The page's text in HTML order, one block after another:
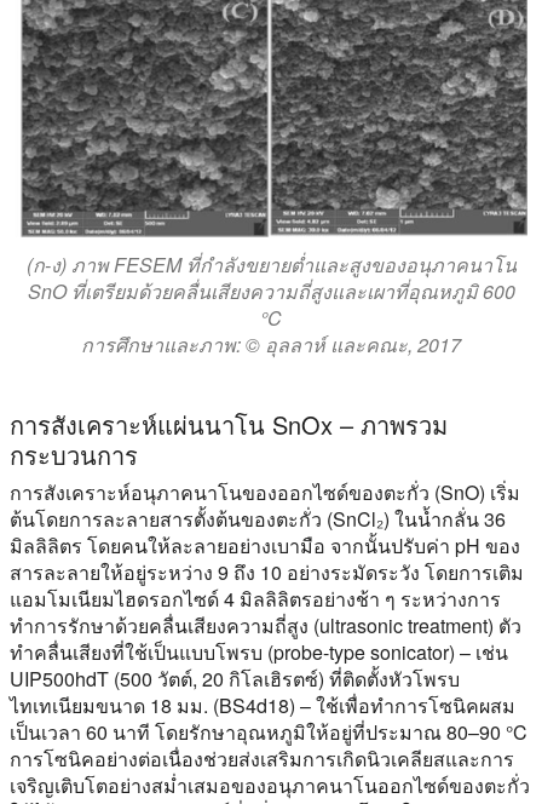
(ก-ง) ภาพ FESEM ที่กำลังขยายต่ำและสูงของอนุภาคนาโน
SnO ที่เตรียมด้วยคลื่นเสียงความถี่สูงและเผาที่อุณหภูมิ 600
°C
การศึกษาและภาพ: © อุลลาห์ และคณะ, 2017
การสังเคราะห์แผ่นนาโน SnOx – ภาพรวม
กระบวนการ
การสังเคราะห์อนุภาคนาโนของออกไซด์ของตะกั่ว (SnO) เริ่ม
ต้นโดยการละลายสารตั้งต้นของตะกั่ว (SnCl₂) ในน้ำกลั่น 36
มิลลิลิตร โดยคนให้ละลายอย่างเบามือ จากนั้นปรับค่า pH ของ
สารละลายให้อยู่ระหว่าง 9 ถึง 10 อย่างระมัดระวัง โดยการเติม
แอมโมเนียมไฮดรอกไซด์ 4 มิลลิลิตรอย่างช้า ๆ ระหว่างการ
ทำการรักษาด้วยคลื่นเสียงความถี่สูง (ultrasonic treatment) ตัว
ทำคลื่นเสียงที่ใช้เป็นแบบโพรบ (probe-type sonicator) – เช่น
UIP500hdT (500 วัตต์, 20 กิโลเฮิรตซ์) ที่ติดตั้งหัวโพรบ
ไทเทเนียมขนาด 18 มม. (BS4d18) – ใช้เพื่อทำการโซนิคผสม
เป็นเวลา 60 นาที โดยรักษาอุณหภูมิให้อยู่ที่ประมาณ 80–90 °C
การโซนิคอย่างต่อเนื่องช่วยส่งเสริมการเกิดนิวเคลียสและการ
เจริญเติบโตอย่างสม่ำเสมอของอนุภาคนาโนออกไซด์ของตะกั่ว